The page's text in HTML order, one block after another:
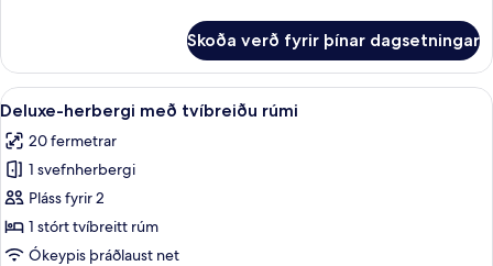
herbergi
Skoða verð fyrir þínar dagsetningar
Skoða
allar
myndir
fyrir
Deluxe-
herbergi
með
Deluxe-herbergi með tvíbreiðu
7
Deluxe-herbergi með tvíbreiðu rúmi
20 fermetrar
1 svefnherbergi
Pláss fyrir 2
1 stórt tvíbreitt rúm
Ókeypis þráðlaust net